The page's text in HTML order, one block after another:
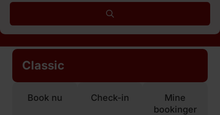
Classic
Book nu Check-in
Mine
bookinger